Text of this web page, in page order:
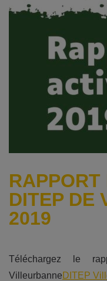
RAPPORT
DITEP DE
2019
Téléchargez le
VilleurbanneDITEP